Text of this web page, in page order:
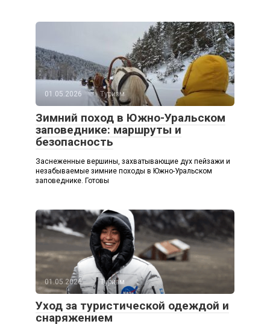
01.05.2026 Туризм
Зимний поход в Южно-Уральском
заповеднике: маршруты и
безопасность
Заснеженные вершины, захватывающие дух пейзажи и
незабываемые зимние походы в Южно-Уральском
заповеднике. Готовы
01.05.2026 Туризм
Уход за туристической одеждой и
снаряжением